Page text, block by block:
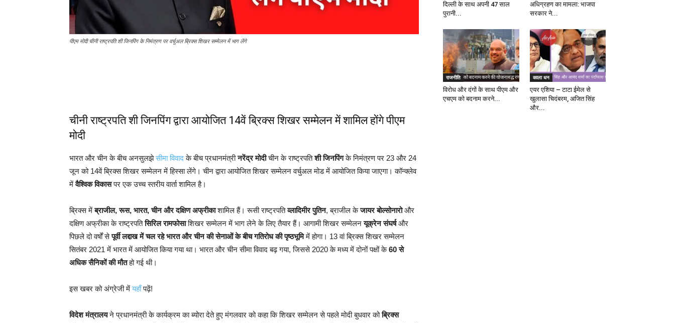
पीएम मोदी चीनी राष्ट्रपति शी जिनपिंग के निमंत्रण पर वर्चुअल ब्रिक्स शिखर सम्मेलन में भाग लेंगे
चीनी राष्ट्रपति शी जिनपिंग द्वारा आयोजित 14वें ब्रिक्स शिखर सम्मेलन में शामिल होंगे पीएम
मोदी
भारत और चीन के बीच अनसुलझेसीमा विवादके बीच प्रधानमंत्रीनरेंद्र मोदीचीन के राष्ट्रपतिशी जिनपिंगके निमंत्रण पर 23 और 24
जून को 14वें ब्रिक्स शिखर सम्मेलन में हिस्सा लेंगे। चीन द्वारा आयोजित शिखर सम्मेलन वर्चुअल मोड में आयोजित किया जाएगा। कॉन्क्लेव
मेंवैश्विक विकासपर एक उच्च स्तरीय वार्ता शामिल है।
ब्रिक्स मेंब्राजील, रूस, भारत, चीन और दक्षिण अफ्रीकाशामिल हैं। रूसी राष्ट्रपतिव्लादिमीर पुतिन, ब्राजील केजायर बोल्सोनारोऔर
दक्षिण अफ्रीका के राष्ट्रपतिसिरिल रामफोसाशिखर सम्मेलन में भाग लेने के लिए तैयार हैं। आगामी शिखर सम्मेलनयूक्रेन संघर्षऔर
पिछले दो वर्षों सेपूर्वी लद्दाख में चल रहे भारत और चीन की सेनाओं के बीच गतिरोध की पृष्ठभूमिमें होगा। 13 वां ब्रिक्स शिखर सम्मेलन
सितंबर 2021 में भारत में आयोजित किया गया था। भारत और चीन सीमा विवाद बढ़ गया, जिससे 2020 के मध्य में दोनों पक्षों के60 से
अधिक सैनिकों की मौतहो गई थी।
इस खबर को अंग्रेजी मेंयहाँपढ़ें!
विदेश मंत्रालयने प्रधानमंत्री के कार्यक्रम का ब्योरा देते हुए मंगलवार को कहा कि शिखर सम्मेलन से पहले मोदी बुधवार कोब्रिक्स
दिल्ली के साथ अपनी 47 साल
पुरानी...
अधिग्रहण का मामला: भाजपा
सरकार ने...
राजनीति
विरोध और दंगों के साथ पीएम और
एचएम को बदनाम करने...
काला धन
एयर एशिया – टाटा ईमेल से
खुलासा चिदंबरम, अजित सिंह
और...